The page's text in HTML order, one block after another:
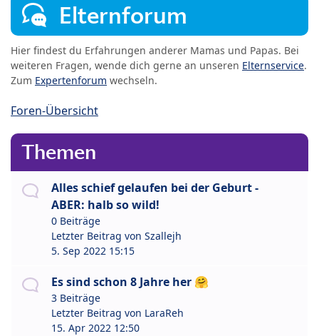
Elternforum
Hier findest du Erfahrungen anderer Mamas und Papas. Bei
weiteren Fragen, wende dich gerne an unseren Elternservice.
Zum Expertenforum wechseln.
Foren-Übersicht
Themen
Alles schief gelaufen bei der Geburt -
ABER: halb so wild!
0 Beiträge
Letzter Beitrag von Szallejh
5. Sep 2022 15:15
Es sind schon 8 Jahre her 🤗
3 Beiträge
Letzter Beitrag von LaraReh
15. Apr 2022 12:50